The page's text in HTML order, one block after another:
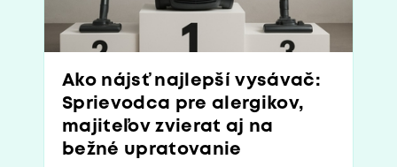
Ako nájsť najlepší vysávač:
Sprievodca pre alergikov,
majiteľov zvierat aj na
bežné upratovanie